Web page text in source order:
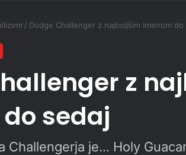
/ Dodge Challenger z najboljšim imenom do
z
sedaj
Challengerja je… Holy